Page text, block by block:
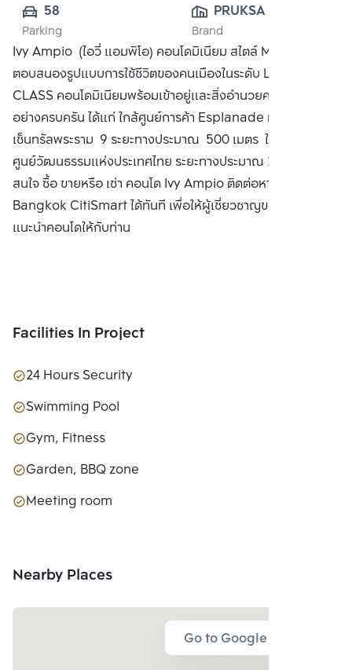
58
Parking
PRUKSA REAL
ESTATE PUBLIC
CO.,LTD
Brand
Ivy Ampio (ไอวี่ แอมพิโอ) คอนโดมิเนียม สไตล์ Modern ที่
ตอบสนองรูปแบบการใช้ชีวิตของคนเมืองในระดับ LUXURY
CLASS คอนโดมิเนียมพร้อมเข้าอยู่และสิ่งอำนวยความสะดวก
อย่างครบครัน ได้แก่ ใกล้ศูนย์การค้า Esplanade ห่างจาก
เซ็นทรัลพระราม 9 ระยะทางประมาณ 500 เมตร ใกล้กับ MRT
ศูนย์วัฒนธรรมแห่งประเทศไทย ระยะทางประมาณ 250 เมตร
สนใจ ซื้อ ขายหรือ เช่า คอนโด Ivy Ampio ติดต่อหาเรา
Bangkok CitiSmart ได้ทันที เพื่อให้ผู้เชี่ยวชาญของเราได้
แนะนำคอนโดให้กับท่าน
Facilities In Project
24 Hours Security
Swimming Pool
Gym, Fitness
Garden, BBQ zone
Meeting room
Nearby Places
Go to Google Map